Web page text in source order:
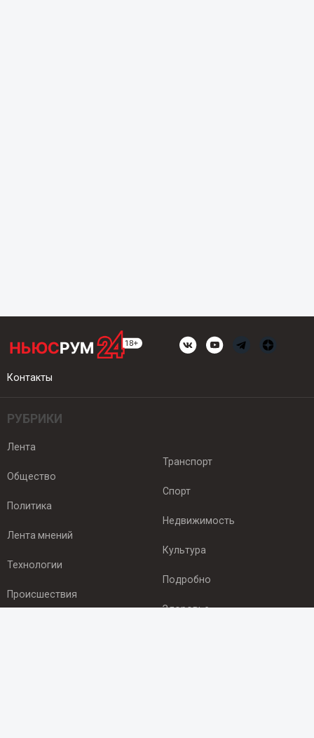
Контакты
РУБРИКИ
Лента
Общество
Политика
Лента мнений
Технологии
Происшествия
Транспорт
Спорт
Недвижимость
Культура
Подробно
Здоровье